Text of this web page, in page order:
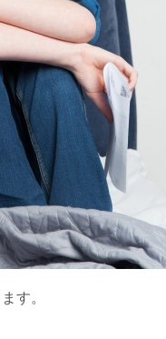
す。